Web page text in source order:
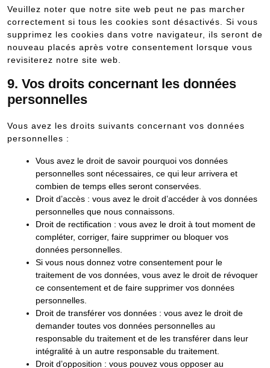
Veuillez noter que notre site web peut ne pas marcher
correctement si tous les cookies sont désactivés. Si vous
supprimez les cookies dans votre navigateur, ils seront de
nouveau placés après votre consentement lorsque vous
revisiterez notre site web.
9. Vos droits concernant les données
personnelles
Vous avez les droits suivants concernant vos données
personnelles :
Vous avez le droit de savoir pourquoi vos données
personnelles sont nécessaires, ce qui leur arrivera et
combien de temps elles seront conservées.
Droit d’accès : vous avez le droit d’accéder à vos données
personnelles que nous connaissons.
Droit de rectification : vous avez le droit à tout moment de
compléter, corriger, faire supprimer ou bloquer vos
données personnelles.
Si vous nous donnez votre consentement pour le
traitement de vos données, vous avez le droit de révoquer
ce consentement et de faire supprimer vos données
personnelles.
Droit de transférer vos données : vous avez le droit de
demander toutes vos données personnelles au
responsable du traitement et de les transférer dans leur
intégralité à un autre responsable du traitement.
Droit d’opposition : vous pouvez vous opposer au